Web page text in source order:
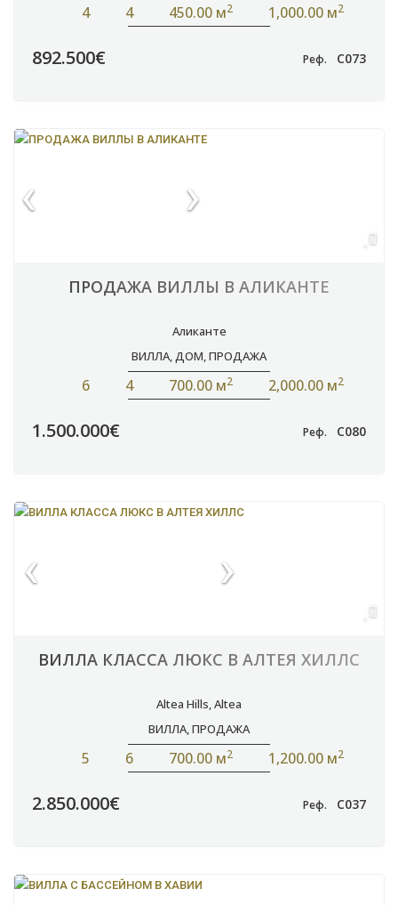
4 4 450.00 м2 1,000.00 м2
892.500€ Реф. C073
ПРОДАЖА ВИЛЛЫ В АЛИКАНТЕ
Аликанте
ВИЛЛА,ДОМ,ПРОДАЖА
6 4 700.00 м2 2,000.00 м2
1.500.000€ Реф. C080
ВИЛЛА КЛАССА ЛЮКС В АЛТЕЯ ХИЛЛС
Altea Hills,Altea
ВИЛЛА,ПРОДАЖА
5 6 700.00 м2 1,200.00 м2
2.850.000€ Реф. C037